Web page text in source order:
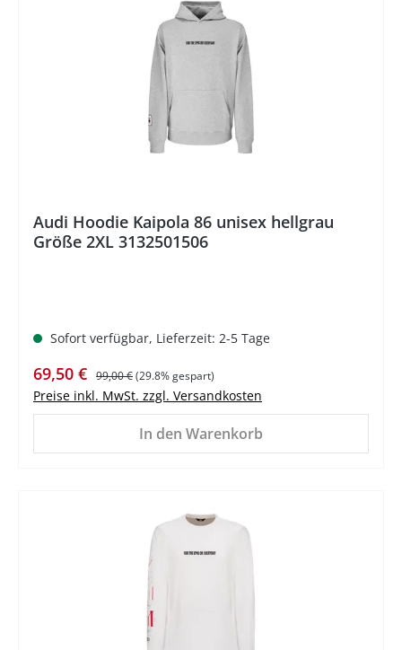
Audi Hoodie Kaipola 86 unisex hellgrau
Größe 2XL 3132501506
Sofort verfügbar, Lieferzeit: 2-5 Tage
Verkaufspreis:
69,50 € Regulärer Preis:
99,00 €(29.8% gespart)
Preise inkl. MwSt. zzgl. Versandkosten
In den Warenkorb